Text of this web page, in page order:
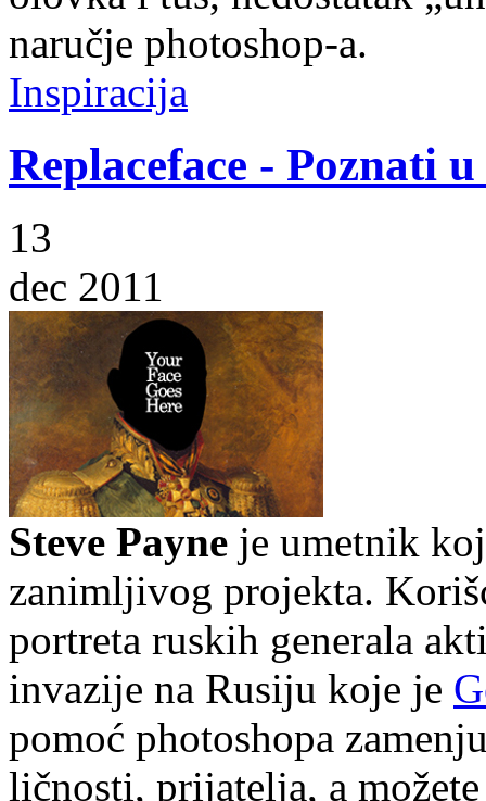
naručje photoshop-a.
Inspiracija
Replaceface - Poznati
13
dec 2011
Steve Payne je umetnik
zanimljivog projekta.
portreta ruskih generala
invazije na Rusiju koje je
pomoć photoshopa
ličnosti, prijatelja, a